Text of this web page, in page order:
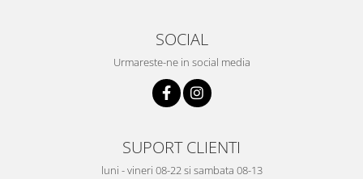
SOCIAL
Urmareste-ne in social media
SUPORT CLIENTI
luni - vineri 08-22 si sambata 08-13